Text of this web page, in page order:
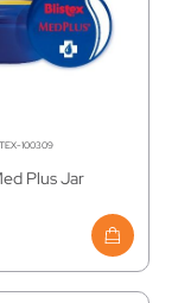
100309
Plus Jar